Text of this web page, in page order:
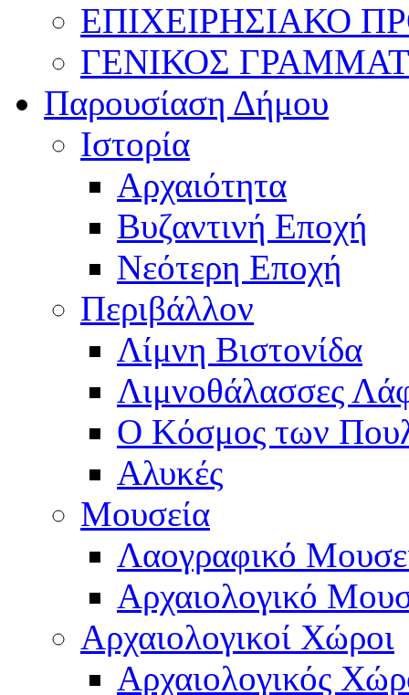
ΕΠΙΧΕΙΡΗΣΙΑΚΟ
ΓΕΝΙΚΟΣ
Παρουσίαση Δήμου
Ιστορία
Αρχαιότητα
Βυζαντινή Εποχή
Νεότερη Εποχή
Περιβάλλον
Λίμνη Βιστονίδα
Λιμνοθάλασσες
Ο Κόσμος των
Αλυκές
Μουσεία
Λαογραφικό
Αρχαιολογικό
Αρχαιολογικοί Χώροι
Αρχαιολογικός